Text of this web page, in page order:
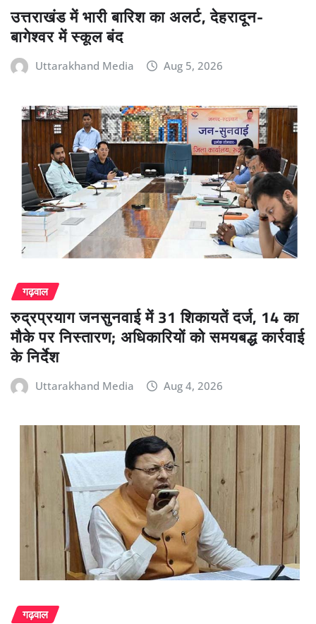
उत्तराखंड में भारी बारिश का अलर्ट, देहरादून-
बागेश्वर में स्कूल बंद
Uttarakhand Media Aug 5, 2026
गढ़वाल
रुद्रप्रयाग जनसुनवाई में 31 शिकायतें दर्ज, 14 का
मौके पर निस्तारण; अधिकारियों को समयबद्ध कार्रवाई
के निर्देश
Uttarakhand Media Aug 4, 2026
गढ़वाल